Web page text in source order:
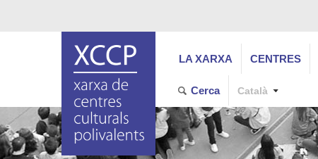
LA XARXA CENTRES
Cerca Català